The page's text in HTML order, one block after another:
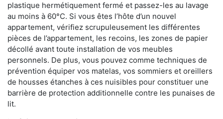
plastique hermétiquement fermé et passez-les au lavage
au moins à 60°C. Si vous êtes l’hôte d’un nouvel
appartement, vérifiez scrupuleusement les différentes
pièces de l’appartement, les recoins, les zones de papier
décollé avant toute installation de vos meubles
personnels. De plus, vous pouvez comme techniques de
prévention équiper vos matelas, vos sommiers et oreillers
de housses étanches à ces nuisibles pour constituer une
barrière de protection additionnelle contre les punaises de
lit.